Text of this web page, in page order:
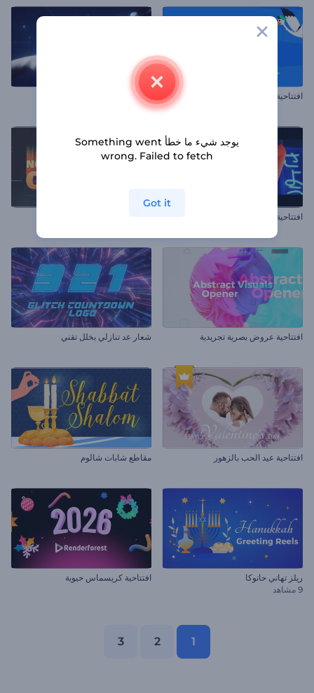
افتتاحية حفل استقبال مولود افتتاحية ابتكار ذكاء اصطناعي
افتتاحية العناوين الإيقاعية
افتتاحية عروض بصرية تجريدية شعار عد تنازلي بخلل تقني
افتتاحية عيد الحب بالزهور مقاطع شابات شالوم
ريلز تهاني حانوكا
9 مشاهد
افتتاحية كريسماس حيوية
1
2
3
يوجد شيء ما خطأ Something went
wrong. Failed to fetch
Got it